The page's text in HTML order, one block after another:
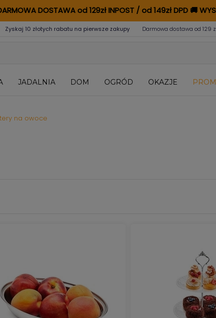
DOSTAWA od 129zł INPOST / od 149zł DPD🚚
Zyskaj 10 złotych rabatu na pierwsze zakupy Darmowa dostawa od 129
JADALNIA DOM OGRÓD OKAZJE
na owoce